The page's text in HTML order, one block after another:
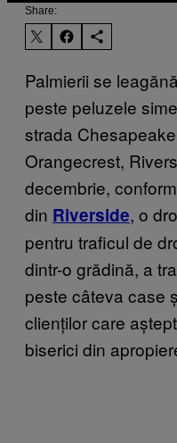
Share:
Palmierii se
peste peluzele
strada
Orangecrest,
decembrie,
din Riverside, o
pentru traficul de
dintr-o grădină, a
peste câteva case
clienților care
biserici din